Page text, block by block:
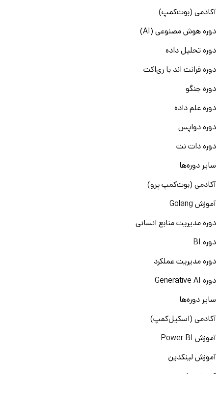
آکادمی (بوت‌کمپ)
دوره هوش مصنوعی (AI)
دوره تحلیل داده
دوره فرانت اند با ری‌اکت
دوره جنگو
دوره علم داده
دوره دواپس
دوره دات نت
سایر دوره‌ها
آکادمی (بوت‌کمپ پرو)
آموزش Golang
دوره مدیریت منابع انسانی
دوره BI
دوره مدیریت عملکرد
دوره Generative AI
سایر دوره‌ها
آکادمی (اسکیل‌کمپ)
آموزش Power BI
آموزش لینکدین
آموزش پرامپت‌نویسی